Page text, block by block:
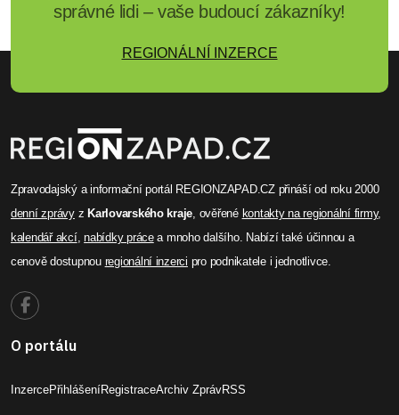
správné lidi – vaše budoucí zákazníky!
REGIONÁLNÍ INZERCE
Zpravodajský a informační portál REGIONZAPAD.CZ přináší od roku 2000
denní zprávyzKarlovarského kraje , ověřené kontakty na regionální firmy,
kalendář akcí,nabídky prácea mnoho dalšího. Nabízí také účinnou a
cenově dostupnou regionální inzerci pro podnikatele i jednotlivce.
O portálu
InzercePřihlášeníRegistraceArchiv ZprávRSS